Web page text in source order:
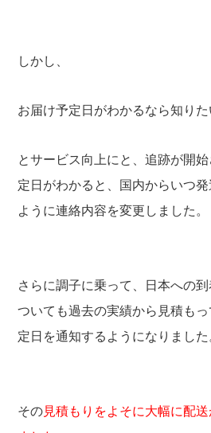
しかし、
お届け予定日がわかるなら知りた
とサービス向上にと、追跡が開
定日がわかると、国内からいつ
ように連絡内容を変更しました。
さらに調子に乗って、日本への
ついても過去の実績から見積も
定日を通知するようになりました
その見積もりをよそに大幅に配